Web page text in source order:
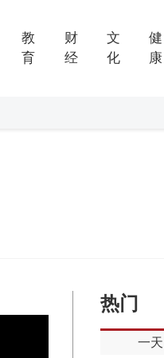
教
育
财
经
文
化
健
康
热门
一天